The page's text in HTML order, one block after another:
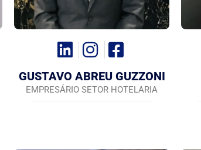
GUSTAVO ABREU GUZZONI
EMPRESÁRIO SETOR HOTELARIA